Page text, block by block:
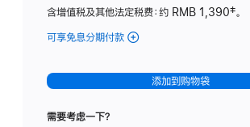
含增值税及其他法定税费：约 RMB 1,390脚
‡。
可享免息分期付款 (Studio
-
标
添加到购物袋
需要考虑一下？